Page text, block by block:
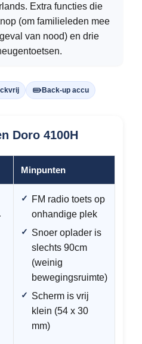
Extra functies die
(om familieleden mee
van nood) en drie
Back-up accu
Doro 4100H
Minpunten
FM radio toets op
onhandige plek
Snoer oplader is
slechts 90cm
(weinig
bewegingsruimte)
Scherm is vrij
klein (54 x 30
mm)